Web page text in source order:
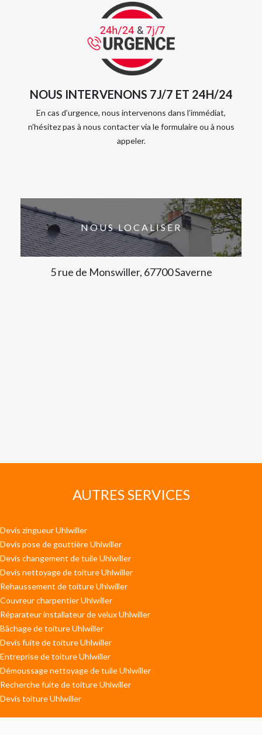
NOUS INTERVENONS 7J/7 ET 24H/24
En cas d’urgence, nous intervenons dans l’immédiat,
n’hésitez pas à nous contacter via le formulaire ou à nous
appeler.
NOUS LOCALISER
5 rue de Monswiller, 67700 Saverne
AUTRES SERVICES
Devis zingueur Uhlwiller
Devis pose de gouttière Uhlwiller
Devis changement de tuile Uhlwiller
Devis nettoyage de toiture Uhlwiller
Rehaussement de toiture Uhlwiller
Couvreur charpentier Uhlwiller
Réparateur installateur de velux Uhlwiller
Bâchage de toiture Uhlwiller
Devis fuite de toiture Uhlwiller
Entreprise de toiture Uhlwiller
Démoussage nettoyage de tuile Uhlwiller
Recherche fuite de toiture Uhlwiller
Devis toiture Uhlwiller